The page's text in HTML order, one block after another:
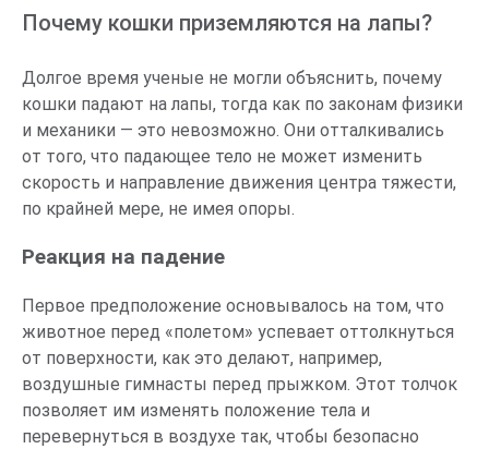
Почему кошки приземляются на лапы?
Долгое время ученые не могли объяснить, почему
кошки падают на лапы, тогда как по законам физики
и механики — это невозможно. Они отталкивались
от того, что падающее тело не может изменить
скорость и направление движения центра тяжести,
по крайней мере, не имея опоры.
Реакция на падение
Первое предположение основывалось на том, что
животное перед «полетом» успевает оттолкнуться
от поверхности, как это делают, например,
воздушные гимнасты перед прыжком. Этот толчок
позволяет им изменять положение тела и
перевернуться в воздухе так, чтобы безопасно